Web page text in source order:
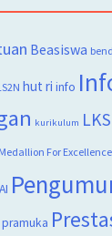
Beasiswa
hut ri info
kurikulum LKS
Medallion For
pramuka